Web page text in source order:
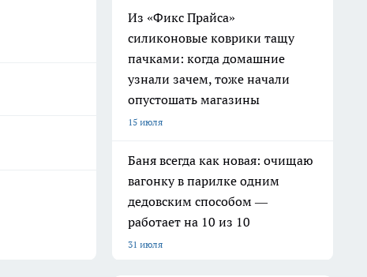
Из «Фикс Прайса»
силиконовые коврики тащу
пачками: когда домашние
узнали зачем, тоже начали
опустошать магазины
15 июля
Баня всегда как новая: очищаю
вагонку в парилке одним
дедовским способом —
работает на 10 из 10
31 июля